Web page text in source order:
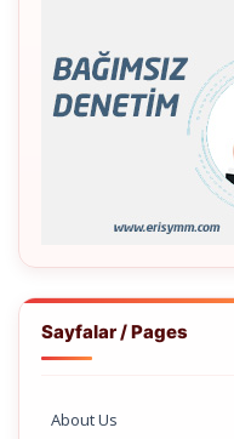
Sayfalar / Pages
About Us